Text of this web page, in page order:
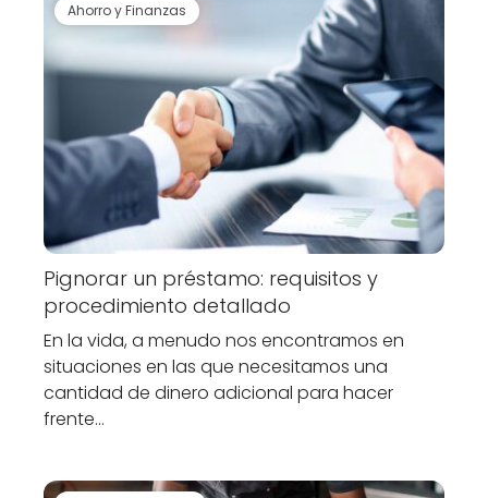
Ahorro y Finanzas
Pignorar un préstamo: requisitos y
procedimiento detallado
En la vida, a menudo nos encontramos en
situaciones en las que necesitamos una
cantidad de dinero adicional para hacer
frente…